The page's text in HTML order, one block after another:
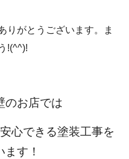
りがとうございます。ま
!(^^)!
のお店では
心できる塗装工事を
ます！